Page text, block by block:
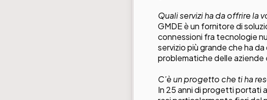
Quali servizi ha da offrire la
GMDE è un fornitore di
connessioni fra tecnologie
servizio più grande che ha
problematiche delle aziende
C'è un progetto che ti ha
In 25 anni di progetti portati